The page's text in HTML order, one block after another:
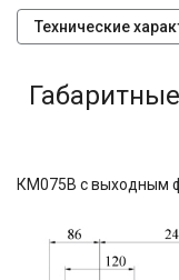
Технические
КМ075В с выходным